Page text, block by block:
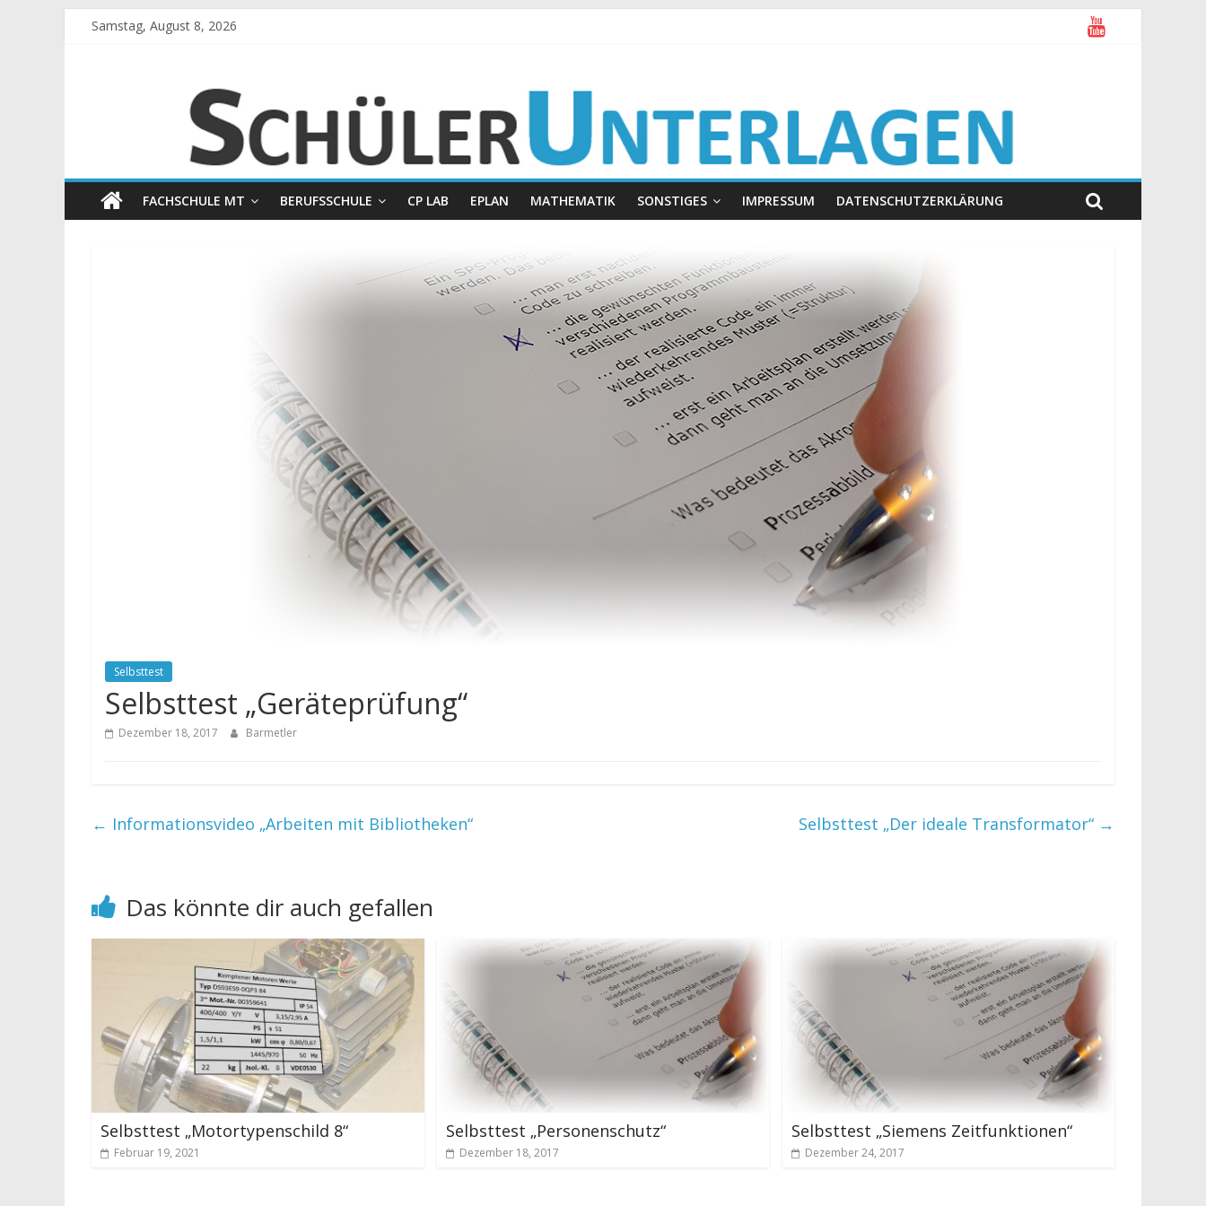
ZumSamstag, August 8, 2026
Schülerunterlagen
Begleitmaterial
an
der
FACHSCHULE MT BERUFSSCHULE CP LAB EPLAN MATHEMATIK SONSTIGES IMPRESSUM DATENSCHUTZERKLÄRUNG
Selbsttest
Selbsttest „Geräteprüfung“
Dezember 18, 2017 Barmetler
← Informationsvideo „Arbeiten mit Bibliotheken“ Selbsttest „Der ideale Transformator“ →
Das könnte dir auch gefallen
Selbsttest „Motortypenschild 8“
Februar 19, 2021
Selbsttest „Personenschutz“
Dezember 18, 2017
Selbsttest „Siemens Zeitfunktionen“
Dezember 24, 2017